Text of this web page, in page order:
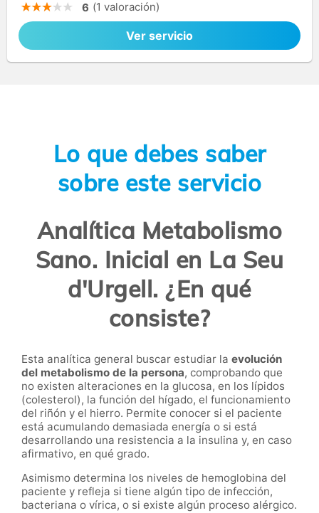
6 (1 valoración)
Ver servicio
Lo que debes saber
sobre este servicio
Analítica Metabolismo
Sano. Inicial en La Seu
d'Urgell. ¿En qué
consiste?
Esta analítica general buscar estudiar la evolución
del metabolismo de la persona, comprobando que
no existen alteraciones en la glucosa, en los lípidos
(colesterol), la función del hígado, el funcionamiento
del riñón y el hierro. Permite conocer si el paciente
está acumulando demasiada energía o si está
desarrollando una resistencia a la insulina y, en caso
afirmativo, en qué grado.
Asimismo determina los niveles de hemoglobina del
paciente y refleja si tiene algún tipo de infección,
bacteriana o vírica, o si existe algún proceso alérgico.